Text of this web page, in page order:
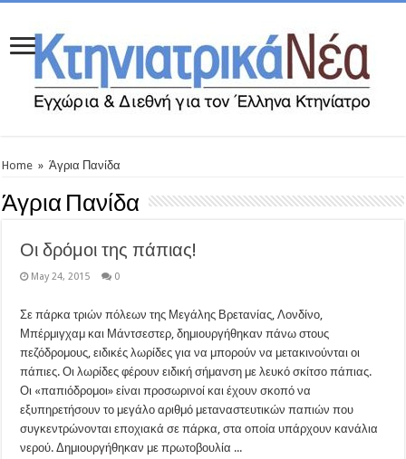
Home » Άγρια Πανίδα
Άγρια Πανίδα
Οι δρόμοι της πάπιας!
May 24, 2015 0
Σε πάρκα τριών πόλεων της Μεγάλης Βρετανίας, Λονδίνο,
Μπέρμιγχαμ και Μάντσεστερ, δημιουργήθηκαν πάνω στους
πεζόδρομους, ειδικές λωρίδες για να μπορούν να μετακινούνται οι
πάπιες. Οι λωρίδες φέρουν ειδική σήμανση με λευκό σκίτσο πάπιας.
Οι «παπιόδρομοι» είναι προσωρινοί και έχουν σκοπό να
εξυπηρετήσουν το μεγάλο αριθμό μεταναστευτικών παπιών που
συγκεντρώνονται εποχιακά σε πάρκα, στα οποία υπάρχουν κανάλια
νερού. Δημιουργήθηκαν με πρωτοβουλία ...